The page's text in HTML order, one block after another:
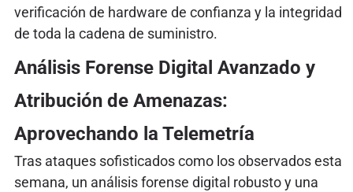
verificación de hardware de confianza y la integridad
de toda la cadena de suministro.
Análisis Forense Digital Avanzado y
Atribución de Amenazas:
Aprovechando la Telemetría
Tras ataques sofisticados como los observados esta
semana, un análisis forense digital robusto y una